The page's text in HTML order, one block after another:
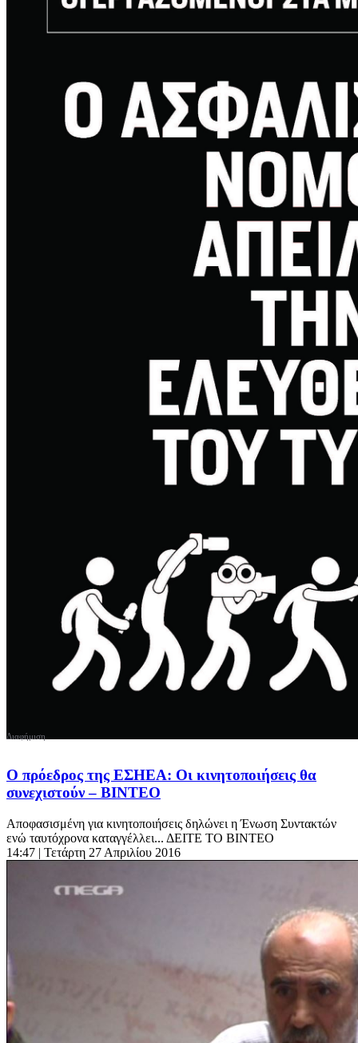
Ο πρόεδρος της ΕΣΗΕΑ: Οι κινητοποιήσεις θα
συνεχιστούν – ΒΙΝΤΕΟ
Αποφασισμένη για κινητοποιήσεις δηλώνει η Ένωση Συντακτών
ενώ ταυτόχρονα καταγγέλλει... ΔΕΙΤΕ ΤΟ ΒΙΝΤΕΟ
14:47 | Τετάρτη 27 Απριλίου 2016